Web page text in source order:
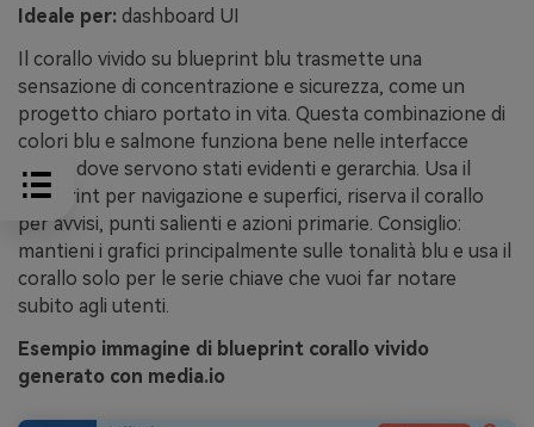
Ideale per: dashboard UI
Il corallo vivido su blueprint blu trasmette una
sensazione di concentrazione e sicurezza, come un
progetto chiaro portato in vita. Questa combinazione di
colori blu e salmone funziona bene nelle interfacce
dense dove servono stati evidenti e gerarchia. Usa il
blueprint per navigazione e superfici, riserva il corallo
per avvisi, punti salienti e azioni primarie. Consiglio:
mantieni i grafici principalmente sulle tonalità blu e usa il
corallo solo per le serie chiave che vuoi far notare
subito agli utenti.
Esempio immagine di blueprint corallo vivido
generato con media.io